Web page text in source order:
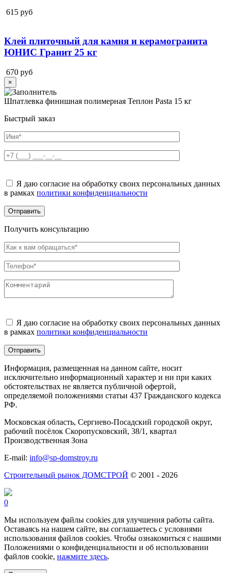
615 руб
Клей плиточный для камня и керамогранита
ЮНИС Гранит 25 кг
670 руб
×
Шпатлевка финишная полимерная Теплон Pasta 15 кг
Быстрый заказ
это
поле
Я даю согласие на обработку своих персональных данных
в рамках политики конфиденциальности
Получить консультацию
это
поле
Я даю согласие на обработку своих персональных данных
в рамках политики конфиденциальности
Информация, размещенная на данном сайте, носит
исключительно информационный характер и ни при каких
обстоятельствах не является публичной офертой,
определяемой положениями статьи 437 Гражданского кодекса
РФ.
Московская область, Сергиево-Посадский городской округ,
рабочий посёлок Скоропусковский, 38/1, квартал
Производственная Зона
E-mail: info@sp-domstroy.ru
Строительный рынок ДОМСТРОЙ © 2001 - 2026
0
Мы используем файлы cookies для улучшения работы сайта.
Оставаясь на нашем сайте, вы соглашаетесь с условиями
использования файлов cookies. Чтобы ознакомиться с нашими
Положениями о конфиденциальности и об использовании
файлов cookie, нажмите здесь.